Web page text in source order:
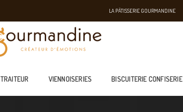
LA PÂTISSERIE GOURMANDINE
TRAITEUR VIENNOISERIES BISCUITERIE CONFISERIE